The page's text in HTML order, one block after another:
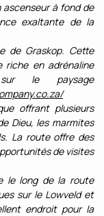
ascenseur à fond de
exaltante de la
de Graskop. Cette
riche en adrénaline
le paysage
offrant plusieurs
Dieu, les marmites
La route offre des
de visites
le long de la route
sur le Lowveld et
endroit pour la